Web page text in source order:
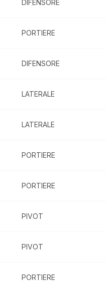
DIFENSORE
PORTIERE
DIFENSORE
LATERALE
LATERALE
PORTIERE
PORTIERE
PIVOT
PIVOT
PORTIERE